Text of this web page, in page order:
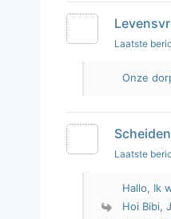
Laatste
Onze
Laatste
Hallo, Ik
Hoi Bibi,